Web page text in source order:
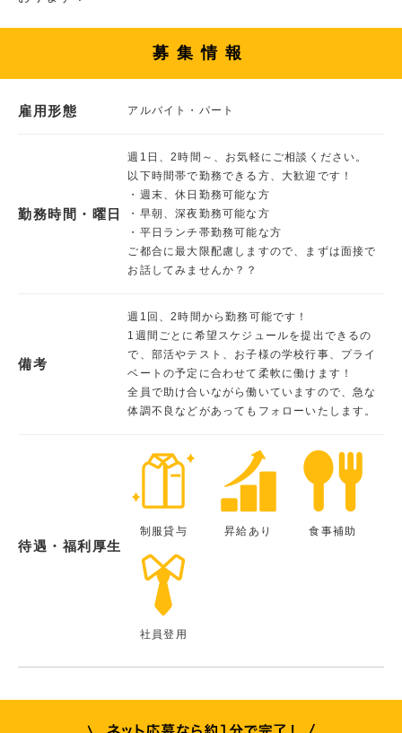
募集情報
雇用形態 アルバイト・パート
勤務時間・曜日
週1日、2時間～、お気軽にご相談ください。
以下時間帯で勤務できる方、大歓迎です！
・週末、休日勤務可能な方
・早朝、深夜勤務可能な方
・平日ランチ帯勤務可能な方
ご都合に最大限配慮しますので、まずは面接で
お話してみませんか？？
備考
週1回、2時間から勤務可能です！
1週間ごとに希望スケジュールを提出できるの
で、部活やテスト、お子様の学校行事、プライ
ベートの予定に合わせて柔軟に働けます！
全員で助け合いながら働いていますので、急な
体調不良などがあってもフォローいたします。
待遇・福利厚生
制服貸与 昇給あり 食事補助
社員登用